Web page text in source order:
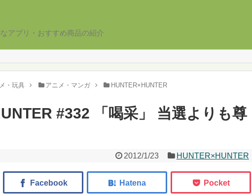
アプリ・おすすめ商品の紹介
・玩具 アニメ・マンガ HUNTER×HUNTER
#332 「喝采」 当選よりも尊
2012/1/23 HUNTER×HUNTER